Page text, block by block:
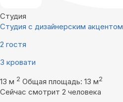
Студия
Студия с дизайнерским акцентом
2 гостя
3 кровати
13 м 2 Общая площадь: 13 м2
Сейчас смотрит 2 человека